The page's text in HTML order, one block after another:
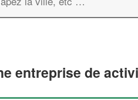
entreprise de